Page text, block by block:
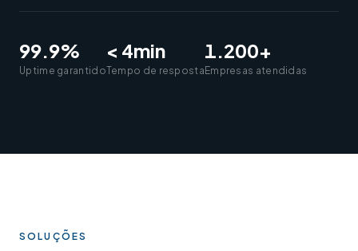
99.9%
Uptime garantido
< 4min
Tempo de resposta
1.200+
Empresas atendidas
SOLUÇÕES